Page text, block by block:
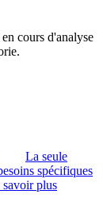
cours d'analyse
La seule
spécifiques
savoir plus